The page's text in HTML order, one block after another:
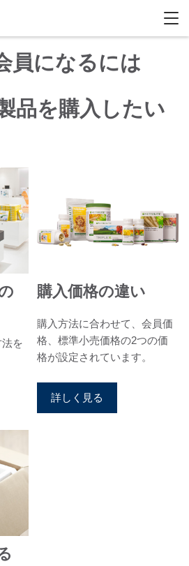
員になるには
品を購入したい
を
購入価格の違い
購入方法に合わせて、会員価
格、標準小売価格の2つの価
格が設定されています。
詳しく見る